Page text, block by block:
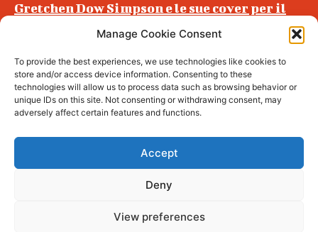
Manage Cookie Consent
To provide the best experiences, we use technologies like cookies to
store and/or access device information. Consenting to these
technologies will allow us to process data such as browsing behavior or
unique IDs on this site. Not consenting or withdrawing consent, may
adversely affect certain features and functions.
Accept
Deny
View preferences
Gretchen Dow Simpson e le sue cover per il
Podlech, il Cile lo ha condannato
all’ergastolo
Era ubriaca…
© tagDiv - All rights reserved. Made with
complete News Portal about living, lifestyle,
fashion and wellness. Take your time and